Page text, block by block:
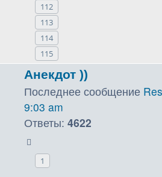
112
113
114
115
Анекдот ))
Последнее сообщение
9:03 am
Ответы: 4622
1